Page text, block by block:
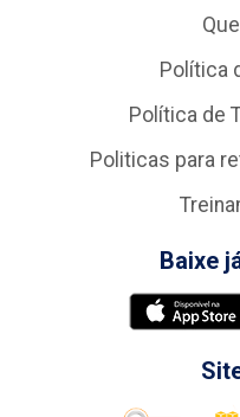
Política
Política de
Politicas para
Baixe